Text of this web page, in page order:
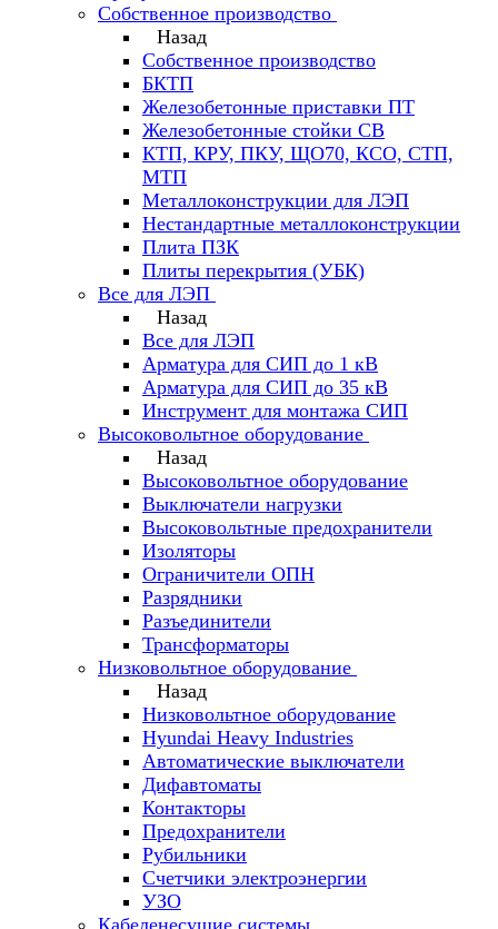
Собственное производство
Назад
Собственное производство
БКТП
Железобетонные приставки ПТ
Железобетонные стойки СВ
КТП, КРУ, ПКУ, ЩО70, КСО, СТП,
МТП
Металлоконструкции для ЛЭП
Нестандартные металлоконструкции
Плита ПЗК
Плиты перекрытия (УБК)
Все для ЛЭП
Назад
Все для ЛЭП
Арматура для СИП до 1 кВ
Арматура для СИП до 35 кВ
Инструмент для монтажа СИП
Высоковольтное оборудование
Назад
Высоковольтное оборудование
Выключатели нагрузки
Высоковольтные предохранители
Изоляторы
Ограничители ОПН
Разрядники
Разъединители
Трансформаторы
Низковольтное оборудование
Назад
Низковольтное оборудование
Hyundai Heavy Industries
Автоматические выключатели
Дифавтоматы
Контакторы
Предохранители
Рубильники
Счетчики электроэнергии
УЗО
Кабеленесущие системы